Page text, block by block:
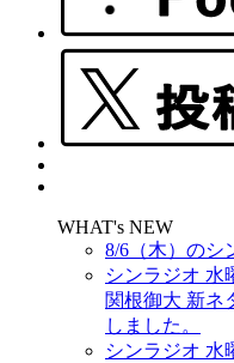
WHAT's NEW
8/6（木）のシ
シンラジオ 水
関根御大 新ネ
しました。
シンラジオ 水